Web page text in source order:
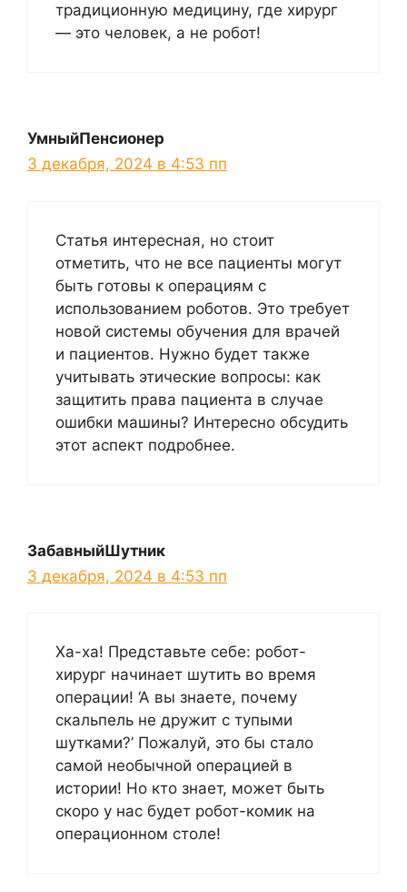
традиционную медицину, где хирург
— это человек, а не робот!
УмныйПенсионер
3 декабря, 2024 в 4:53 пп
Статья интересная, но стоит
отметить, что не все пациенты могут
быть готовы к операциям с
использованием роботов. Это требует
новой системы обучения для врачей
и пациентов. Нужно будет также
учитывать этические вопросы: как
защитить права пациента в случае
ошибки машины? Интересно обсудить
этот аспект подробнее.
ЗабавныйШутник
3 декабря, 2024 в 4:53 пп
Ха-ха! Представьте себе: робот-
хирург начинает шутить во время
операции! ‘А вы знаете, почему
скальпель не дружит с тупыми
шутками?’ Пожалуй, это бы стало
самой необычной операцией в
истории! Но кто знает, может быть
скоро у нас будет робот-комик на
операционном столе!